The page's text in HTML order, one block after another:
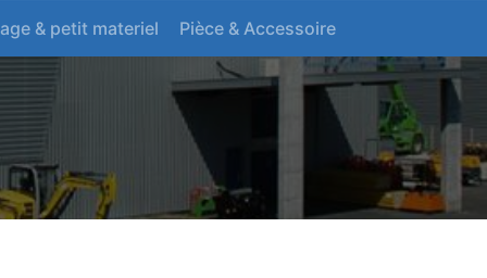
& petit materiel Pièce & Accessoire